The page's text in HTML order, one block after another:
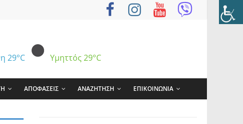
29°C Υμηττός 29°C
ΑΠΟΦΑΣΕΙΣ ΑΝΑΖΗΤΗΣΗ ΕΠΙΚΟΙΝΩΝΙΑ